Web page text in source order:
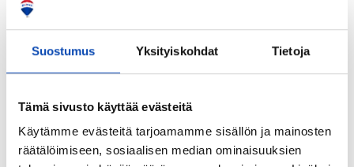
Suostumus Yksityiskohdat Tietoja
Tämä sivusto käyttää evästeitä
Käytämme evästeitä tarjoamamme sisällön ja mainosten
räätälöimiseen, sosiaalisen median ominaisuuksien